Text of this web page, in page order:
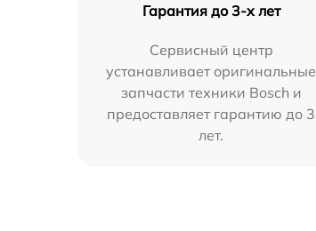
Гарантия до 3-х лет
Сервисный центр
устанавливает оригинальные
запчасти техники Bosch и
предоставляет гарантию до 3
лет.